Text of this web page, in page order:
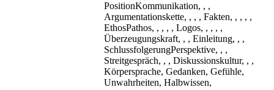
PositionKommunikation, , ,
Argumentationskette, , , , Fakten, , , , ,
EthosPathos, , , , , Logos, , , , ,
Überzeugungskraft, , , Einleitung, , ,
SchlussfolgerungPerspektive, , ,
Streitgespräch, , , Diskussionskultur, , ,
Körpersprache, Gedanken, Gefühle,
Unwahrheiten, Halbwissen,